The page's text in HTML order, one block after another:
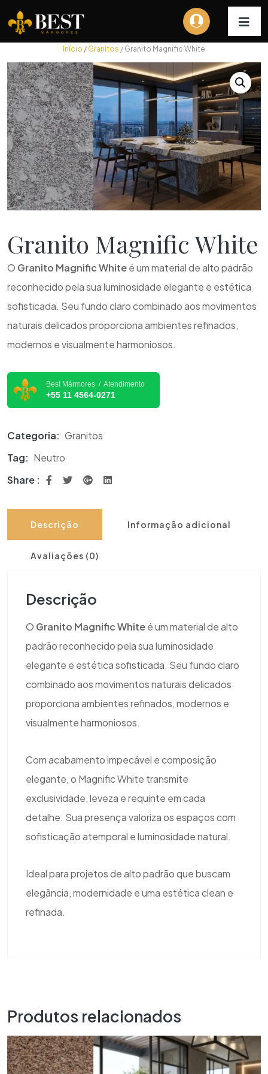
Início / Granitos / Granito Magnific White
Granito Magnific White
O Granito Magnific Whiteé um material de alto padrão
reconhecido pela sua luminosidade elegante e estética
sofisticada. Seu fundo claro combinado aos movimentos
naturais delicados proporciona ambientes refinados,
modernos e visualmente harmoniosos.
Best Mármores / Atendimento
+55 11 4564-0271
Categoria: Granitos
Tag: Neutro
Share :
Descrição Informação adicional
Avaliações (0)
Descrição
O Granito Magnific Whiteé um material de alto
padrão reconhecido pela sua luminosidade
elegante e estética sofisticada. Seu fundo claro
combinado aos movimentos naturais delicados
proporciona ambientes refinados, modernos e
visualmente harmoniosos.
Com acabamento impecável e composição
elegante, o Magnific White transmite
exclusividade, leveza e requinte em cada
detalhe. Sua presença valoriza os espaços com
sofisticação atemporal e luminosidade natural.
Ideal para projetos de alto padrão que buscam
elegância, modernidade e uma estética clean e
refinada.
Produtos relacionados